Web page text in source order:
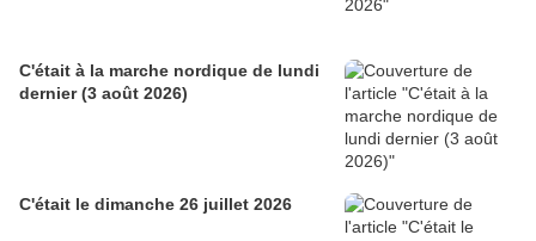
C'était à la marche nordique de lundi
dernier (3 août 2026)
C'était le dimanche 26 juillet 2026